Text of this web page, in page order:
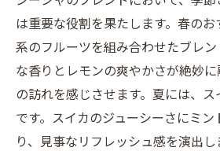
は重要な役割を果たします。春の
系のフルーツを組み合わせたブレ
な香りとレモンの爽やかさが絶妙
の訪れを感じさせます。夏には、
です。スイカのジューシーさにミ
り、見事なリフレッシュ感を演出